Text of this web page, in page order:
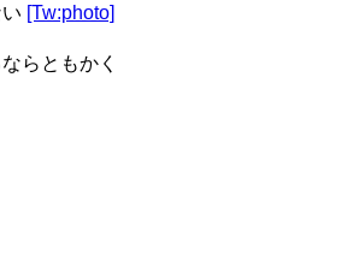
[Tw:photo]
らともかく